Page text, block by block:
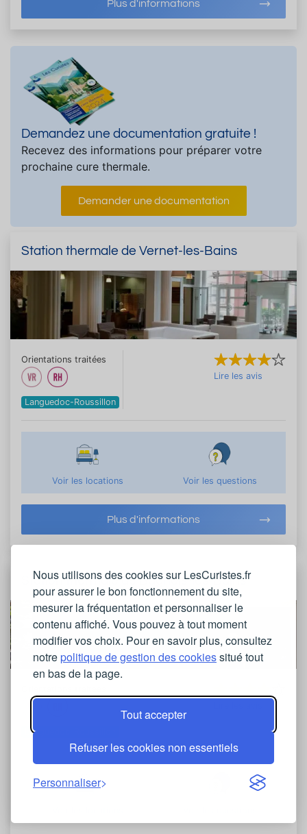
Nous utilisons des cookies sur LesCuristes.fr
pour assurer le bon fonctionnement du site,
mesurer la fréquentation et personnaliser le
contenu affiché. Vous pouvez à tout moment
modifier vos choix. Pour en savoir plus, consultez
notrepolitique de gestion des cookiessitué tout
en bas de la page.
Tout accepter
Refuser les cookies non essentiels
Personnaliser
Plus d'informations
Demandez une documentation gratuite !
Recevez des informations pour préparer votre
prochaine cure thermale.
Demander une documentation
Station thermale de Vernet-les-Bains
Orientations traitées
Languedoc-Roussillon
Lire les avis
Voir les locations Voir les questions
Plus d'informations
Station thermale de Bagnols-les-Bains
Languedoc-Roussillon